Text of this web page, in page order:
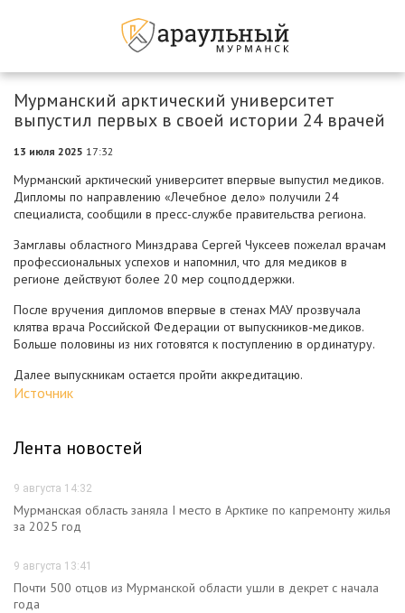
Мурманский арктический университет
выпустил первых в своей истории 24 врачей
13 июля 2025 17:32
Мурманский арктический университет впервые выпустил медиков.
Дипломы по направлению «Лечебное дело» получили 24
специалиста, сообщили в пресс-службе правительства региона.
Замглавы областного Минздрава Сергей Чуксеев пожелал врачам
профессиональных успехов и напомнил, что для медиков в
регионе действуют более 20 мер соцподдержки.
После вручения дипломов впервые в стенах МАУ прозвучала
клятва врача Российской Федерации от выпускников-медиков.
Больше половины из них готовятся к поступлению в ординатуру.
Далее выпускникам остается пройти аккредитацию.
Источник
Лента новостей
9 августа 14:32
Мурманская область заняла I место в Арктике по капремонту жилья
за 2025 год
9 августа 13:41
Почти 500 отцов из Мурманской области ушли в декрет с начала
года